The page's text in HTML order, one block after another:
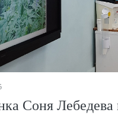
Соня Лебедева